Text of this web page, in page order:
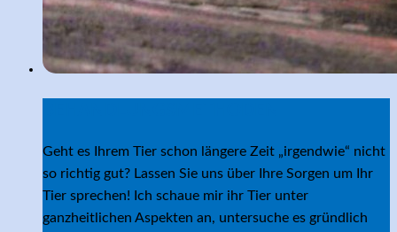
Geht es Ihrem Tier schon längere Zeit „irgendwie“ nicht
so richtig gut? Lassen Sie uns über Ihre Sorgen um Ihr
Tier sprechen! Ich schaue mir ihr Tier unter
ganzheitlichen Aspekten an, untersuche es gründlich